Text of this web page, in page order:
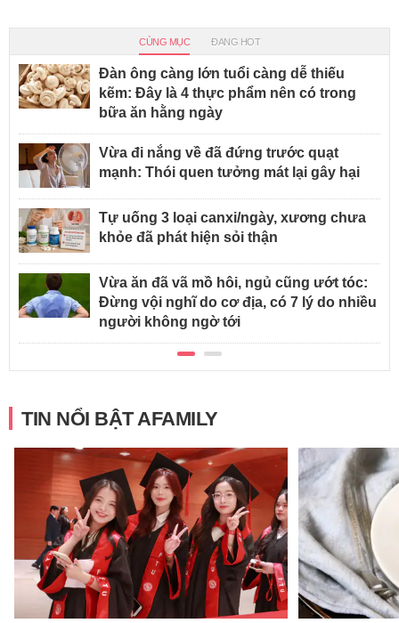
CÙNG MỤC ĐANG HOT
Đàn ông càng lớn tuổi càng dễ thiếu
kẽm: Đây là 4 thực phẩm nên có trong
bữa ăn hằng ngày
Vừa đi nắng về đã đứng trước quạt
mạnh: Thói quen tưởng mát lại gây hại
Tự uống 3 loại canxi/ngày, xương chưa
khỏe đã phát hiện sỏi thận
Vừa ăn đã vã mồ hôi, ngủ cũng ướt tóc:
Đừng vội nghĩ do cơ địa, có 7 lý do nhiều
người không ngờ tới
TIN NỔI BẬT AFAMILY